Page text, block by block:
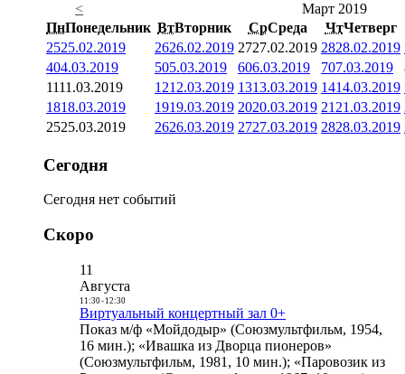
<
Март 2019
ПнПонедельник ВтВторник СрСреда ЧтЧетверг
2525.02.2019 2626.02.2019 2727.02.2019 2828.02.2019
404.03.2019 505.03.2019 606.03.2019 707.03.2019
1111.03.2019 1212.03.2019 1313.03.2019 1414.03.2019
1818.03.2019 1919.03.2019 2020.03.2019 21 21.03.2019
2525.03.2019 2626.03.2019 2727.03.2019 2828.03.2019
Сегодня
Сегодня нет событий
Скоро
11
Августа
11:30- 12:30
Виртуальный концертный зал 0+
Показ м/ф «Мойдодыр» (Союзмультфильм, 1954,
16 мин.); «Ивашка из Дворца пионеров»
(Союзмультфильм, 1981, 10 мин.); «Паровозик из